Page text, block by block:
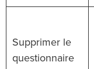
Supprimer le
questionnaire